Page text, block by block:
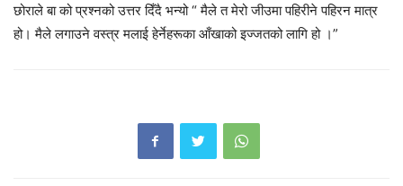
छोराले बा को प्रश्नको उत्तर दिँदै भन्यो “ मैले त मेरो जीउमा पहिरीने पहिरन मात्र
हो। मैले लगाउने वस्त्र मलाई हेर्नेहरूका आँखाको इज्जतको लागि हो ।”